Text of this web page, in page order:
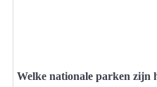
Welke nationale parken zijn